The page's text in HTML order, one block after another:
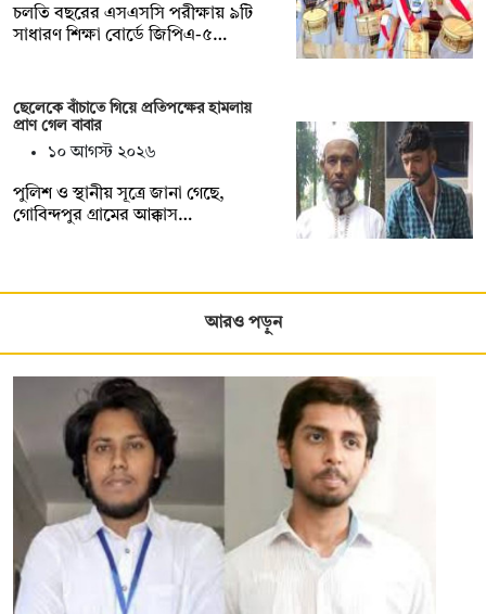
চলতি বছরের এসএসসি পরীক্ষায় ৯টি
সাধারণ শিক্ষা বোর্ডে জিপিএ-৫…
ছেলেকে বাঁচাতে গিয়ে প্রতিপক্ষের হামলায়
প্রাণ গেল বাবার
১০ আগস্ট ২০২৬
পুলিশ ও স্থানীয় সূত্রে জানা গেছে,
গোবিন্দপুর গ্রামের আক্কাস…
আরও পড়ুন